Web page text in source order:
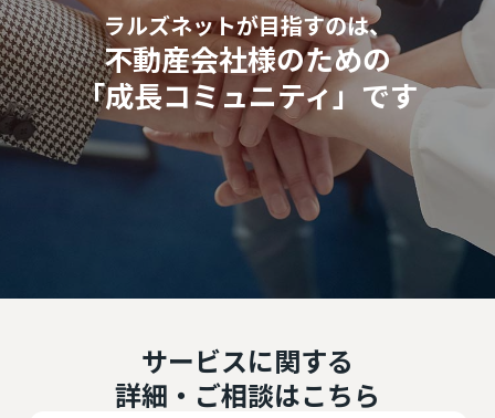
ラルズネットが目指すのは、
不動産会社様のための
「成長コミュニティ」です
サービスに関する
詳細・ご相談はこちら